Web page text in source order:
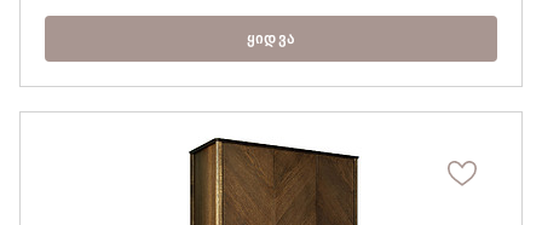
ᲧᲘᲓᲕᲐ